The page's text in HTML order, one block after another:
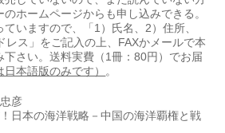
ホームページからも申し込みできる。
いますので、「1）氏名、2）住所、
レス」をご記入の上、FAXかメールで本
下さい。送料実費（1冊：80円）でお届
日本語版のみです） 。
彦
日本の海洋戦略－中国の海洋覇権と戦